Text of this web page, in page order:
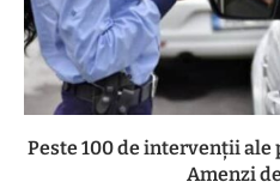
Peste 100 de intervenții
Amenzi